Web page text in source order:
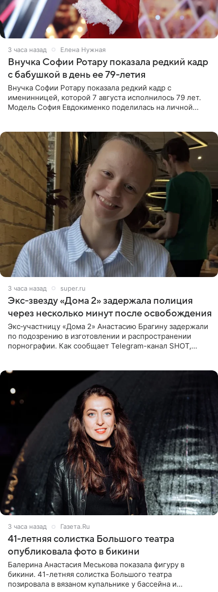
3 часа назад Елена Нужная
Внучка Софии Ротару показала редкий кадр
с бабушкой в день ее 79-летия
Внучка Софии Ротару показала редкий кадр с
именинницей, которой 7 августа исполнилось 79 лет.
Модель София Евдокименко поделилась на личной
3 часа назад super.ru
Экс‑звезду «Дома 2» задержала полиция
через несколько минут после освобождения
Экс‑участницу «Дома 2» Анастасию Брагину задержали
по подозрению в изготовлении и распространении
порнографии. Как сообщает Telegram-канал SHOT,
3 часа назад Газета.Ru
41-летняя солистка Большого театра
опубликовала фото в бикини
Балерина Анастасия Меськова показала фигуру в
бикини. 41-летняя солистка Большого театра
позировала в вязаном купальнике у бассейна и